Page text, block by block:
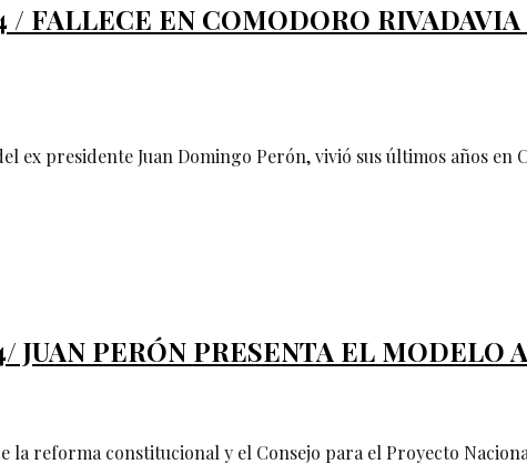
/ FALLECE EN COMODORO
ex presidente Juan Domingo Perón, vivió sus últimos años
JUAN PERÓN PRESENTA EL MODELO
la reforma constitucional y el Consejo para el Proyecto